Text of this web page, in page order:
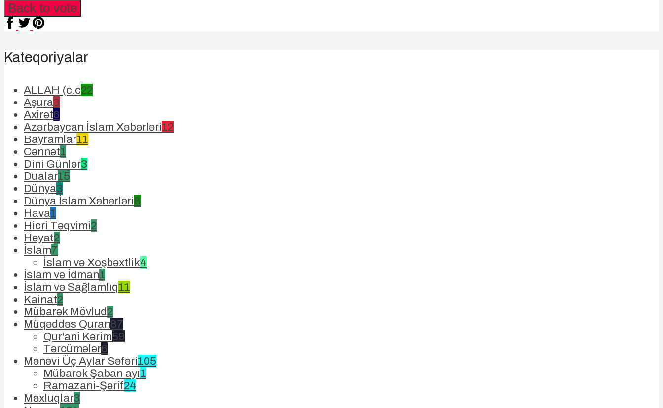
Back to vote
Kateqoriyalar
ALLAH (c.c22
Aşura3
Axirət6
Azərbaycan İslam Xəbərləri12
Bayramlar11
Cənnət1
Dini Günlər3
Dualar15
Dünya3
Dünya İslam Xəbərləri8
Hava1
Hicri Təqvimi2
Həyat2
İslam7
İslam və Xoşbəxtlik4
İslam və İdman1
İslam və Sağlamlıq11
Kainat2
Mübarək Mövlud2
Müqəddəs Quran87
Qur'ani Kərim59
Tərcümələr6
Mənəvi Üç Aylar Səfəri105
Mübarək Şaban ayı1
Ramazani-Şərif24
Məxluqlar3